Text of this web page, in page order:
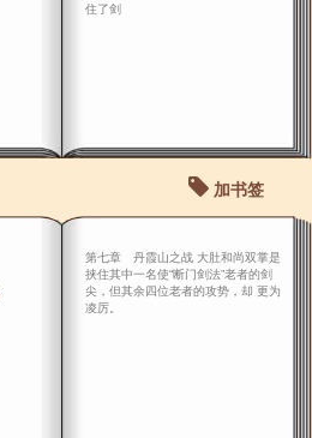
住了剑
加书签
第七章 丹霞山之战 大肚和尚双掌是
挟住其中一名使“断门剑法”老者的剑
尖，但其余四位老者的攻势，却 更为
凌厉。